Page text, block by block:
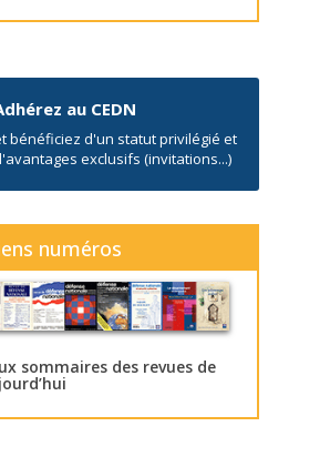
au CEDN
bénéficiez d'un statut privilégié et
exclusifs (invitations...)
numéros
sommaires des revues de